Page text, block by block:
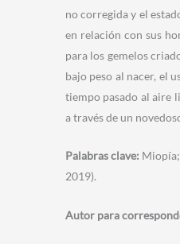
no corregida y el
en relación con sus
para los gemelos
bajo peso al nacer, el
tiempo pasado al aire
a través de un
Palabras clave:
2019).
Autor para